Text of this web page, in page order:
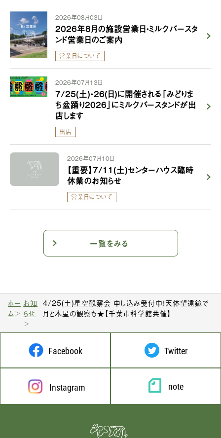
2026年08月03日
2026年8月の施設営業日・ミルクバースタ
ンド営業日のご案内
営業日について
2026年07月13日
7/25(土)・26(日)に開催される「みどりま
ち盆踊り2026」にミルクバースタンドが出
店します
出店
2026年07月10日
【重要】7/11(土)センターハウス臨時
休業のお知らせ
営業日について
一覧をみる
ホー
ム
お知
らせ
4/25(土)星空観察会 申し込み受付中！天体望遠鏡で
月と木星の観察も★【千葉市科学館共催】
Facebook Twitter
Instagram note